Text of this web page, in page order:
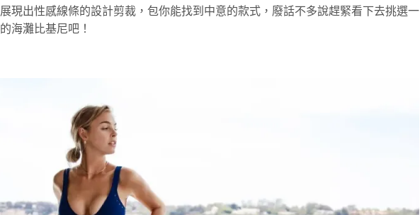
現出性感線條的設計剪裁，包你能找到中意的款式，廢話不多說趕緊看下去挑選一
海灘比基尼吧！